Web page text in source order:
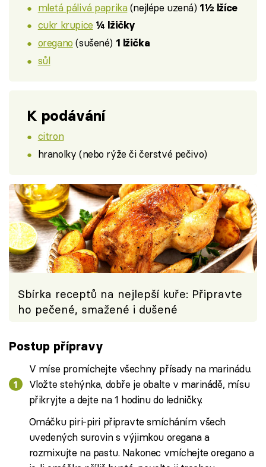
mletá pálivá paprika(nejlépe uzená) 1½ lžíce
cukr krupice ¼ lžičky
oregano (sušené) 1 lžička
sůl
K podávání
citron
hranolky (nebo rýže či čerstvé pečivo)
Sbírka receptů na nejlepší kuře: Připravte
ho pečené, smažené i dušené
Postup přípravy
V míse promíchejte všechny přísady na marinádu.
Vložte stehýnka, dobře je obalte v marinádě, mísu
přikryjte a dejte na 1 hodinu do ledničky.
Omáčku piri-piri připravte smícháním všech
uvedených surovin s výjimkou oregana a
rozmixujte na pastu. Nakonec vmíchejte oregano a